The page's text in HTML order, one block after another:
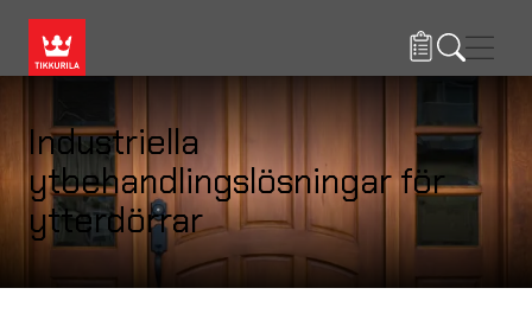
Industriella
ytbehandlingslösningar för
ytterdörrar